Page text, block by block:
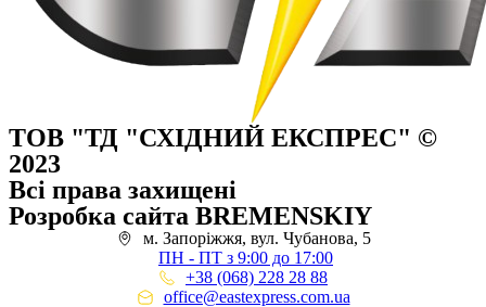
ТОВ "ТД "СХІДНИЙ ЕКСПРЕС" ©
2023
Всі права захищені
Розробка сайта BREMENSKIY
м. Запоріжжя, вул. Чубанова, 5
ПН - ПТ з 9:00 до 17:00
+38 (068) 228 28 88
office@eastexpress.com.ua